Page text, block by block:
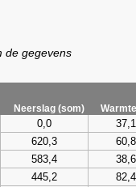
de gegevens
Neerslag (som)
0,0 37,1
620,3 60,8
583,4 38,6
445,2 82,4